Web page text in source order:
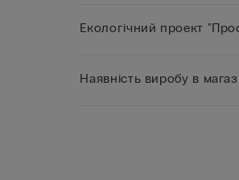
Екологічний проект
Наявність виробу в